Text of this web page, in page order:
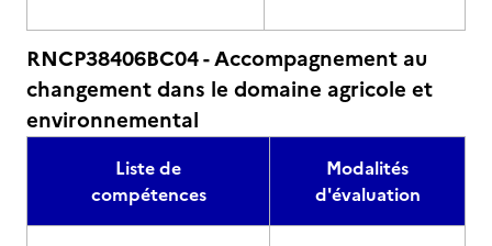
RNCP38406BC04 - Accompagnement au
changement dans le domaine agricole et
environnemental
Liste de
compétences
Modalités
d'évaluation